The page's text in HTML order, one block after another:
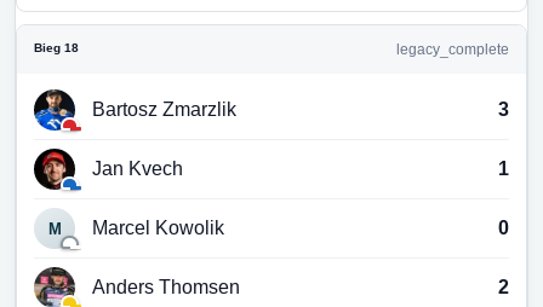
Bieg 18 legacy_complete
Bartosz Zmarzlik 3
Jan Kvech 1
M Marcel Kowolik 0
Anders Thomsen 2